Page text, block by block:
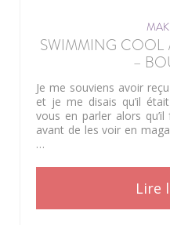
SWIMMING COOL
–
Je me souviens avoir
et je me disais qu’il
vous en parler alors
avant de les voir en
…
Lire